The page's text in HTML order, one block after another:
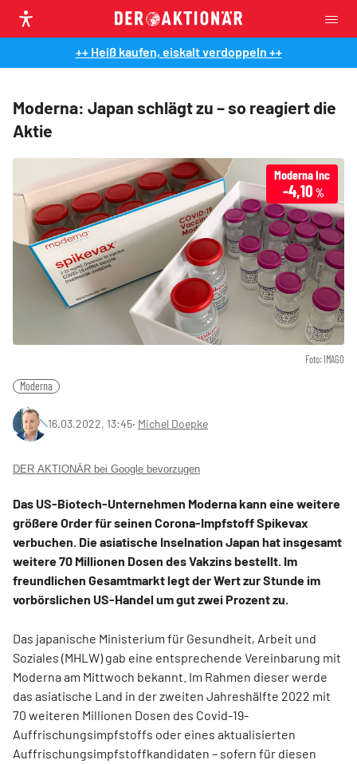
++ Heiß kaufen, eiskalt verdoppeln ++
Moderna: Japan schlägt zu – so reagiert die
Aktie
Foto: IMAGO
Moderna Inc
-4,10 %
Moderna
16.03.2022, 13:45‧ Michel Doepke
DER AKTIONÄR bei Google bevorzugen
Das US-Biotech-Unternehmen Moderna kann eine weitere
größere Order für seinen Corona-Impfstoff Spikevax
verbuchen. Die asiatische Inselnation Japan hat insgesamt
weitere 70 Millionen Dosen des Vakzins bestellt. Im
freundlichen Gesamtmarkt legt der Wert zur Stunde im
vorbörslichen US-Handel um gut zwei Prozent zu.
Das japanische Ministerium für Gesundheit, Arbeit und
Soziales (MHLW) gab eine entsprechende Vereinbarung mit
Moderna am Mittwoch bekannt. Im Rahmen dieser werde
das asiatische Land in der zweiten Jahreshälfte 2022 mit
70 weiteren Millionen Dosen des Covid-19-
Auffrischungsimpfstoffs oder eines aktualisierten
Auffrischungsimpfstoffkandidaten – sofern für diesen